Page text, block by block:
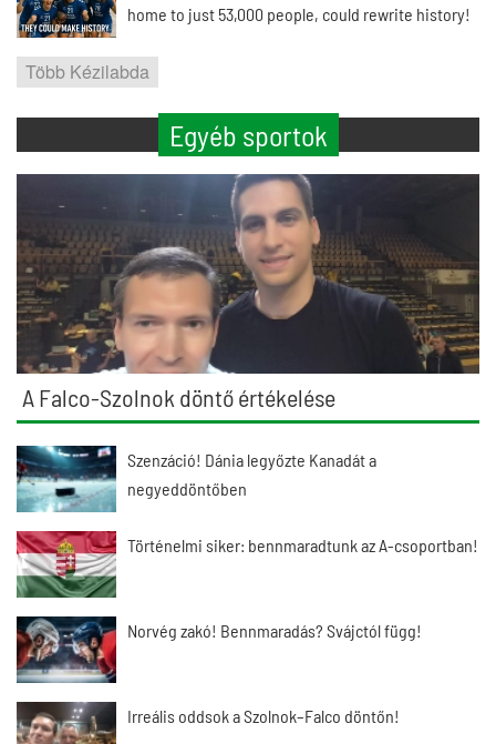
home to just 53,000 people, could rewrite history!
Több Kézilabda
Egyéb sportok
A Falco-Szolnok döntő értékelése
Szenzáció! Dánia legyőzte Kanadát a
negyeddöntőben
Történelmi siker: bennmaradtunk az A-csoportban!
Norvég zakó! Bennmaradás? Svájctól függ!
Irreális oddsok a Szolnok–Falco döntőn!